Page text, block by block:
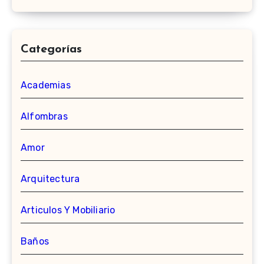
Categorías
Academias
Alfombras
Amor
Arquitectura
Articulos Y Mobiliario
Baños